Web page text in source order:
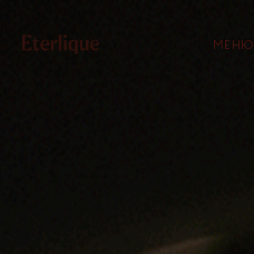
МЕНЮ